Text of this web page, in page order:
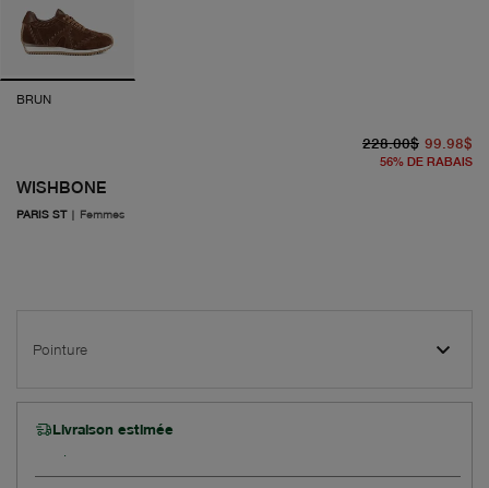
BRUN
WISHBONE
PARIS ST| Femmes
228.00$ 99.98$
56% DE RABAIS
Pointure
Livraison estimée